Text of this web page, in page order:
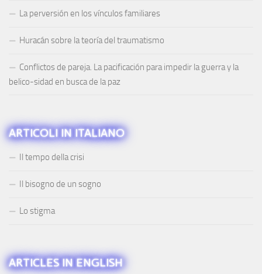
La perversión en los vínculos familiares
Huracán sobre la teoría del traumatismo
Conflictos de pareja. La pacificación para impedir la guerra y la
belico-sidad en busca de la paz
ARTICOLI IN ITALIANO
Il tempo della crisi
Il bisogno de un sogno
Lo stigma
ARTICLES IN ENGLISH